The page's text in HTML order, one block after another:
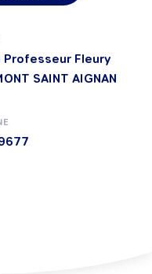
Professeur Fleury
SAINT AIGNAN